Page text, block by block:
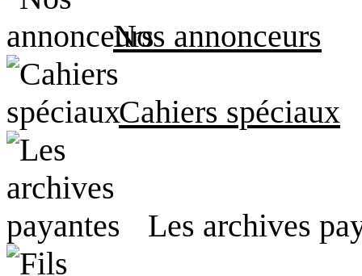
Nos annonceurs
Cahiers spéciaux
Les archives